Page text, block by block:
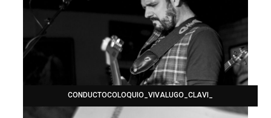
CONDUCTOCOLOQUIO_VIVALUGO_CLAVI_